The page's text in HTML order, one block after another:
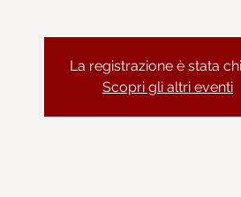
La registrazione è stata
Scopri gli altri eventi